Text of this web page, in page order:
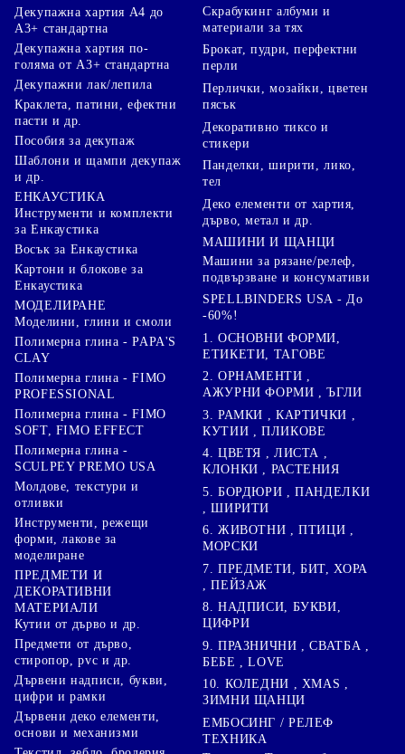
Декупажна хартия А4 до
А3+ стандартна
Декупажна хартия по-
голяма от А3+ стандартна
Декупажни лак/лепила
Краклета, патини, ефектни
пасти и др.
Пособия за декупаж
Шаблони и щампи декупаж
и др.
ЕНКАУСТИКА
Инструменти и комплекти
за Енкаустика
Восък за Енкаустика
Картони и блокове за
Енкаустика
МОДЕЛИРАНЕ
Моделини, глини и смоли
Полимерна глина - PAPA'S
CLAY
Полимерна глина - FIMO
PROFESSIONAL
Полимерна глина - FIMO
SOFT, FIMO EFFECT
Полимерна глина -
SCULPEY PREMO USA
Молдове, текстури и
отливки
Инструменти, режещи
форми, лакове за
моделиране
ПРЕДМЕТИ И
ДЕКОРАТИВНИ
МАТЕРИАЛИ
Кутии от дърво и др.
Предмети от дърво,
стиропор, pvc и др.
Дървени надписи, букви,
цифри и рамки
Дървени деко елементи,
основи и механизми
Скрабукинг албуми и
материали за тях
Брокат, пудри, перфектни
перли
Перлички, мозайки, цветен
пясък
Декоративно тиксо и
стикери
Панделки, ширити, лико,
тел
Деко елементи от хартия,
дърво, метал и др.
МАШИНИ И ЩАНЦИ
Машини за рязане/релеф,
подвързване и консумативи
SPELLBINDERS USA - До
-60%!
1. ОСНОВНИ ФОРМИ,
ЕТИКЕТИ, ТАГОВЕ
2. ОРНАМЕНТИ ,
АЖУРНИ ФОРМИ , ЪГЛИ
3. РАМКИ , КАРТИЧКИ ,
КУТИИ , ПЛИКОВЕ
4. ЦВЕТЯ , ЛИСТА ,
КЛОНКИ , РАСТЕНИЯ
5. БОРДЮРИ , ПАНДЕЛКИ
, ШИРИТИ
6. ЖИВОТНИ , ПТИЦИ ,
МОРСКИ
7. ПРЕДМЕТИ, БИТ, ХОРА
, ПЕЙЗАЖ
8. НАДПИСИ, БУКВИ,
ЦИФРИ
9. ПРАЗНИЧНИ , СВАТБА ,
БЕБЕ , LOVE
10. КОЛЕДНИ , XMAS ,
ЗИМНИ ЩАНЦИ
ЕМБОСИНГ / РЕЛЕФ
ТЕХНИКА